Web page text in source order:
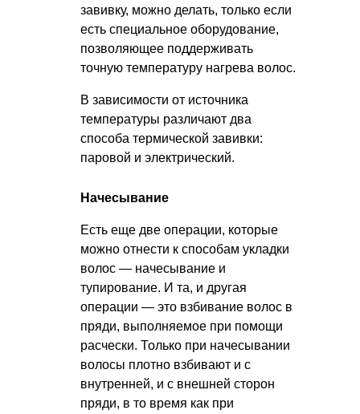
завивку, можно делать, только если
есть специальное оборудование,
позволяющее поддерживать
точную температуру нагрева волос.
В зависимости от источника
температуры различают два
способа термической завивки:
паровой и электрический.
Начесывание
Есть еще две операции, которые
можно отнести к способам укладки
волос — начесывание и
тупирование. И та, и другая
операции — это взбивание волос в
пряди, выполняемое при помощи
расчески. Только при начесывании
волосы плотно взбивают и с
внутренней, и с внешней сторон
пряди, в то время как при